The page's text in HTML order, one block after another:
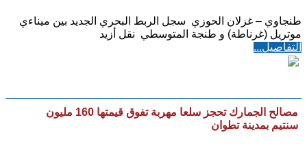
طنجاوي – غزلان الحوزي سجل الربط البحري الجديد بين ميناءي
موتريل (غرناطة) و طنجة المتوسطي نقل أزيد
التفاصيل...
مصالح الجمارك تحجز سلعا مهربة تفوق قيمتها 160 مليون
سنتيم بمدينة تطوان